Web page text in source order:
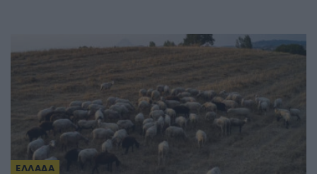
ΕΛΛΑΔΑ